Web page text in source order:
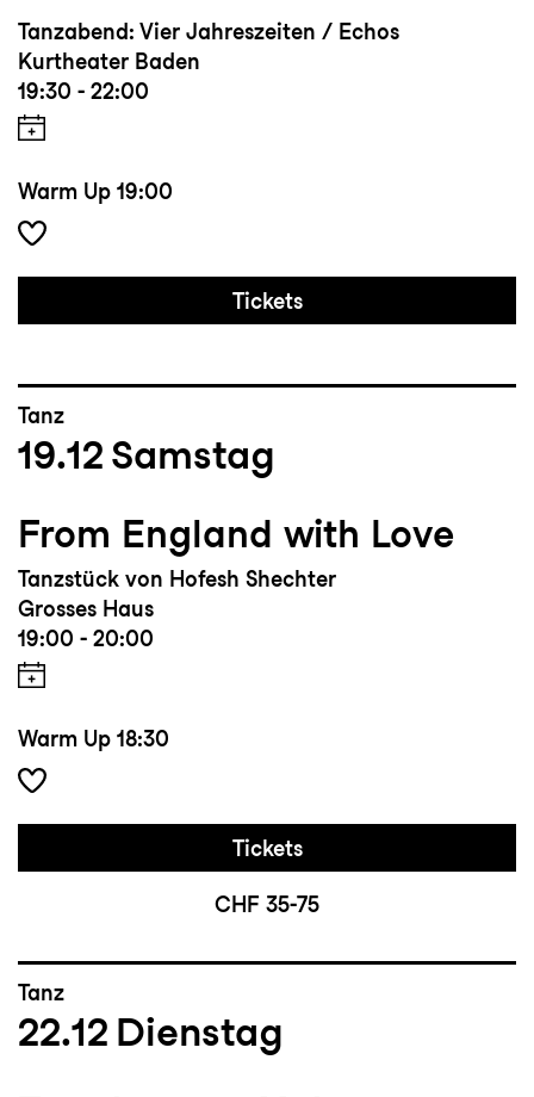
Tanzabend: Vier Jahreszeiten / Echos
Kurtheater Baden
19:30 - 22:00
Warm Up 19:00
Tickets
Tanz
19.12 Samstag
From England with Love
Tanzstück von Hofesh Shechter
Grosses Haus
19:00 - 20:00
Warm Up 18:30
Tickets
CHF 35-75
Tanz
22.12 Dienstag